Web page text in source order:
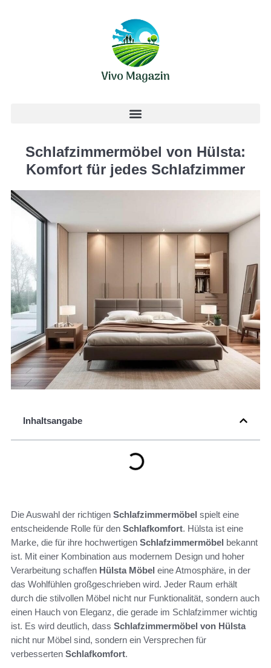
Schlafzimmermöbel von Hülsta:
Komfort für jedes Schlafzimmer
Inhaltsangabe
Die Auswahl der richtigen Schlafzimmermöbel spielt eine
entscheidende Rolle für den Schlafkomfort. Hülsta ist eine
Marke, die für ihre hochwertigen Schlafzimmermöbel bekannt
ist. Mit einer Kombination aus modernem Design und hoher
Verarbeitung schaffen Hülsta Möbel eine Atmosphäre, in der
das Wohlfühlen großgeschrieben wird. Jeder Raum erhält
durch die stilvollen Möbel nicht nur Funktionalität, sondern auch
einen Hauch von Eleganz, die gerade im Schlafzimmer wichtig
ist. Es wird deutlich, dass Schlafzimmermöbel von Hülsta
nicht nur Möbel sind, sondern ein Versprechen für
verbesserten Schlafkomfort.